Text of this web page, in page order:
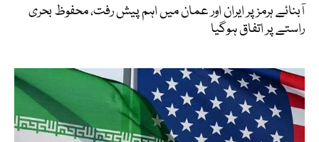
آبنائے ہرمز پر ایران اور عمان میں اہم پیش رفت، محفوظ بحری
راستے پر اتفاق ہوگیا